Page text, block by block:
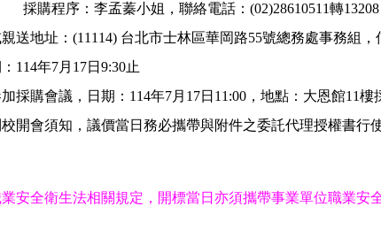
李孟蓁小姐，聯絡電話：(02)28610511轉13208
送地址：(11114) 台北市士林區華岡路55號總務處事務組
114年7月17日9:30止
採購會議，日期：114年7月17日11:00，地點：大恩館11樓
開會須知，議價當日務必攜帶與附件之委託代理授權書行
安全衛生法相關規定，開標當日亦須攜帶事業單位職業安